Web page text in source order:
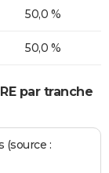
50,0 %
50,0 %
par tranche
(source :